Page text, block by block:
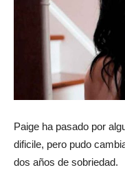
Paige ha pasado por
dificile, pero pudo
dos años de sobriedad.